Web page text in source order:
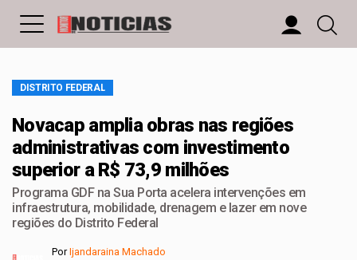
DISTRITO FEDERAL
Novacap amplia obras nas regiões
administrativas com investimento
superior a R$ 73,9 milhões
Programa GDF na Sua Porta acelera intervenções em
infraestrutura, mobilidade, drenagem e lazer em nove
regiões do Distrito Federal
PorIjandaraina Machado